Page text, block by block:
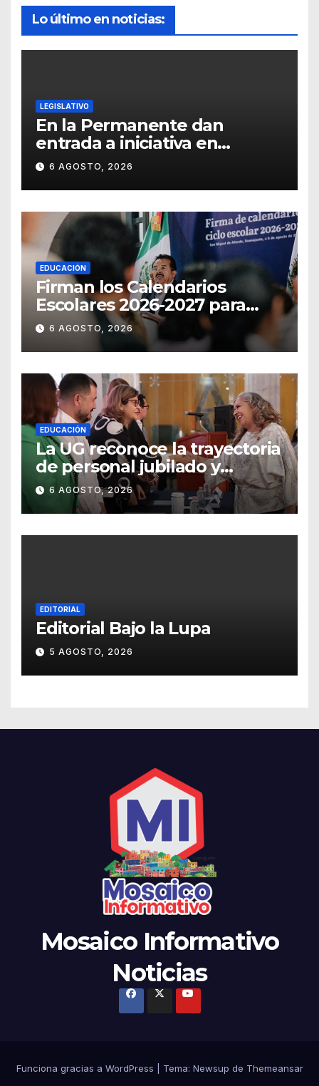
Lo último en noticias:
LEGISLATIVO
En la Permanente dan
entrada a iniciativa en
materia notarial
6 AGOSTO, 2026
EDUCACIÓN
Firman los Calendarios
Escolares 2026-2027 para
Guanajuato
6 AGOSTO, 2026
EDUCACIÓN
La UG reconoce la trayectoria
de personal jubilado y
agradece su legado
6 AGOSTO, 2026
EDITORIAL
Editorial Bajo la Lupa
5 AGOSTO, 2026
Mosaico Informativo
Noticias
Funciona gracias a WordPress Tema: Newsup de Themeansar